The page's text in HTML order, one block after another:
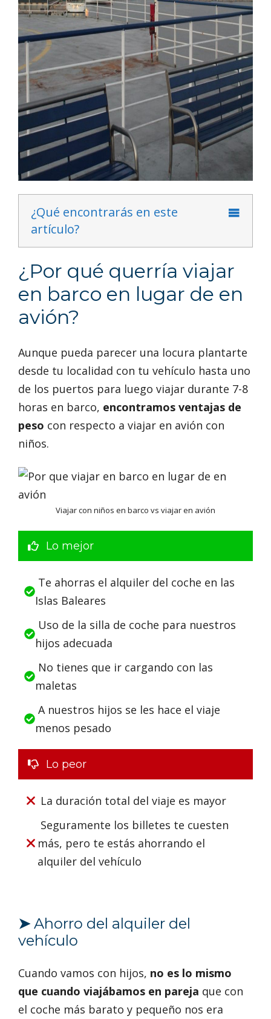
¿Qué encontrarás en este
artículo?
¿Por qué querría viajar
en barco en lugar de en
avión?
Aunque pueda parecer una locura plantarte
desde tu localidad con tu vehículo hasta uno
de los puertos para luego viajar durante 7-8
horas en barco, encontramos ventajas de
peso con respecto a viajar en avión con
niños.
Viajar con niños en barco vs viajar en avión
Lo mejor
Te ahorras el alquiler del coche en las
Islas Baleares
Uso de la silla de coche para nuestros
hijos adecuada
No tienes que ir cargando con las
maletas
A nuestros hijos se les hace el viaje
menos pesado
Lo peor
La duración total del viaje es mayor
Seguramente los billetes te cuesten
más, pero te estás ahorrando el
alquiler del vehículo
➤Ahorro del alquiler del
vehículo
Cuando vamos con hijos, no es lo mismo
que cuando viajábamos en pareja que con
el coche más barato y pequeño nos era